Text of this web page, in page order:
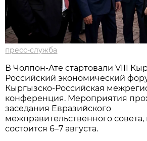
пресс-служба
В Чолпон-Ате стартовали VIII
Российский экономический
Кыргызско-Российская
конференция. Мероприятия
заседания Евразийского
межправительственного совета,
состоится 6–7 августа.